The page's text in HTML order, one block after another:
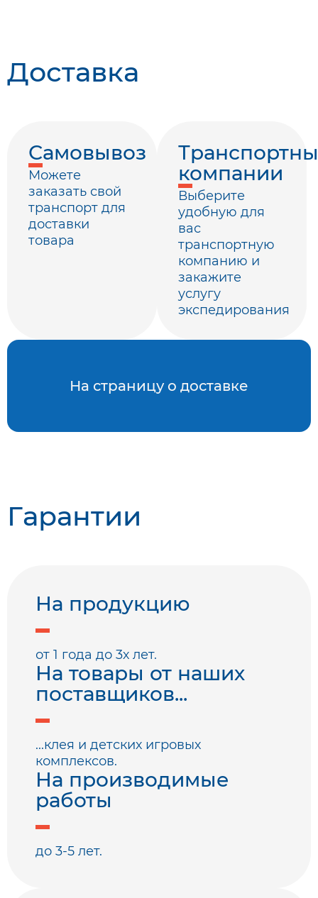
Доставка
Самовывоз
Можете
заказать свой
транспорт для
доставки
товара
компании
Выберите
удобную для
вас
транспортную
компанию и
закажите
услугу
экспедирования
На страницу о доставке
Гарантии
На продукцию
от 1 года до 3х лет.
На товары от наших
поставщиков...
...клея и детских игровых
комплексов.
На производимые
работы
до 3-5 лет.